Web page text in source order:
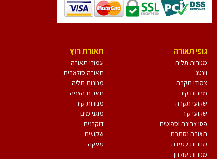
גופי תאורה
מנורות תליה
וינטג'
צמודי תקרה
מנורות קיר
שקועי תקרה
שקועי קיר
פסי צבירה וספוטים
תאורה נסתרת
מנורות עמידה
מנורות שולחן
תאורת חוץ
עמודי תאורה
תאורה סולארית
מנורות תליה
תאורת הצפה
מנורות קיר
מוגני מים
דוקרנים
שקועים
מעקה